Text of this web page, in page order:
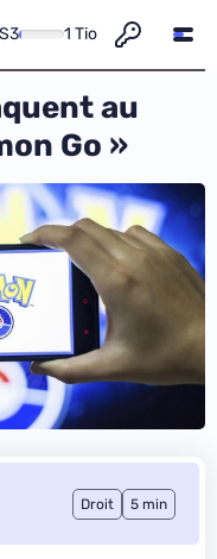
S3 1 Tio
au
Go »
Droit 5 min